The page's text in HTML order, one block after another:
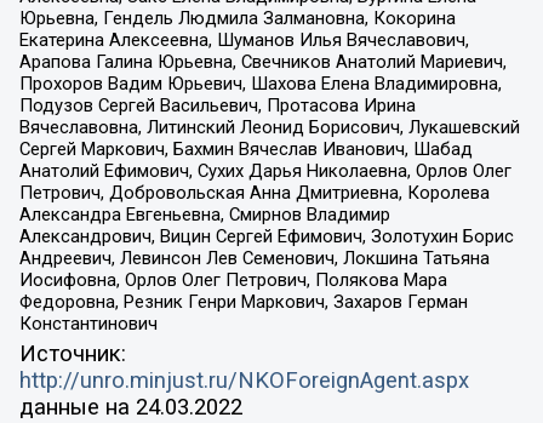
Юрьевна, Гендель Людмила Залмановна, Кокорина
Екатерина Алексеевна, Шуманов Илья Вячеславович,
Арапова Галина Юрьевна, Свечников Анатолий Мариевич,
Прохоров Вадим Юрьевич, Шахова Елена Владимировна,
Подузов Сергей Васильевич, Протасова Ирина
Вячеславовна, Литинский Леонид Борисович, Лукашевский
Сергей Маркович, Бахмин Вячеслав Иванович, Шабад
Анатолий Ефимович, Сухих Дарья Николаевна, Орлов Олег
Петрович, Добровольская Анна Дмитриевна, Королева
Александра Евгеньевна, Смирнов Владимир
Александрович, Вицин Сергей Ефимович, Золотухин Борис
Андреевич, Левинсон Лев Семенович, Локшина Татьяна
Иосифовна, Орлов Олег Петрович, Полякова Мара
Федоровна, Резник Генри Маркович, Захаров Герман
Константинович
Источник:
http://unro.minjust.ru/NKOForeignAgent.aspx
данные на 24.03.2022